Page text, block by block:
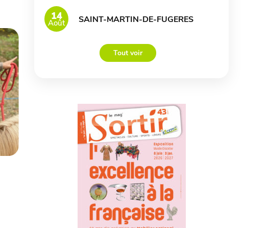
14
Août SAINT-MARTIN-DE-FUGERES
Tout voir